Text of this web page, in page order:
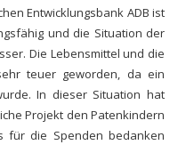
Entwicklungsbank ADB ist
und die Situation der
Die Lebensmittel und die
teuer geworden, da ein
In dieser Situation hat
Projekt den Patenkindern
für die Spenden bedanken